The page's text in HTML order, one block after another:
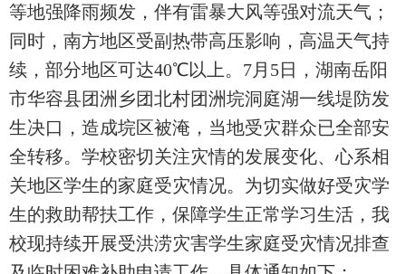
等地强降雨频发，伴有雷暴大风等强对流天气；
同时，南方地区受副热带高压影响，高温天气持
续，部分地区可达40℃以上。 7月 5日，湖南岳阳
市华容县团洲乡团北村团洲垸洞庭湖一线堤防发
生决口，造成垸区被淹，当地受灾群众已全部安
全转移。学校密切关注灾情的发展变化、心系相
关地区学生的家庭受灾情况。为切实做好受灾学
生的救助帮扶工作，保障学生正常学习生活，我
校现持续开展受洪涝灾害学生家庭受灾情况排查